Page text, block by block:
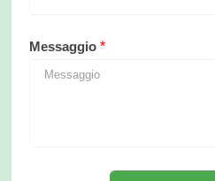
Messaggio*